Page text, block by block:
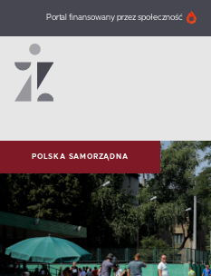
Portal finansowany przez społeczność
POLSKA SAMORZĄDNA